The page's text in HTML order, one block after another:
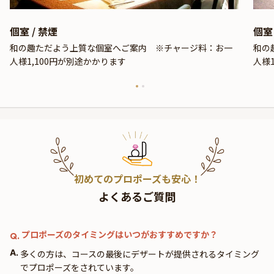
個室 / 禁煙
和の趣ただよう上質な個室へご案内 ※チャージ料：お一
人様1,100円が別途かかります
個
和の
人様
初めてのプロポーズも安心！
よくあるご質問
Q. プロポーズのタイミングはいつがおすすめですか？
A. 多くの方は、コースの最後にデザートが提供されるタイミング
でプロポーズをされています。